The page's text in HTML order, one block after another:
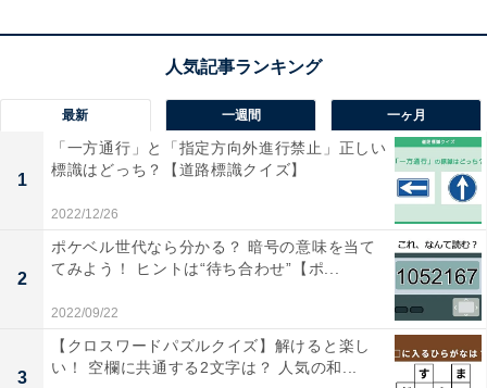
最新 一週間 一ヶ月
1
「一方通行」と「指定方向外進行禁止」正しい
標識はどっち？【道路標識クイズ】
2022/12/26
2
ポケベル世代なら分かる？ 暗号の意味を当て
てみよう！ ヒントは“待ち合わせ”【ポ...
2022/09/22
3
【クロスワードパズルクイズ】解けると楽し
い！ 空欄に共通する2文字は？ 人気の和...